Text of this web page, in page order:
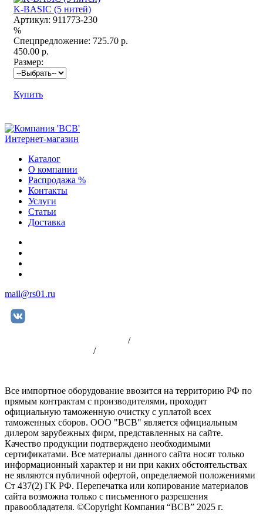
K-BASIC (5 нитей)
Артикул: 911773-230
%
Спецпредложение: 725.70 р.
450.00 р.
Размер:
Купить
Интернет-магазин
Каталог
О компании
Распродажа %
Контакты
Услуги
Статьи
Доставка
mail@rs01.ru
/
/
Все импортное оборудование ввозится на территорию РФ по
прямым контрактам с производителями, проходит
официальную таможенную очистку с уплатой всех
таможенных сборов. ООО "ВСВ" является официальным
дилером зарубежных фирм, представленных на сайте.
Качество продукции подтверждено необходимыми
сертификатами. Все материалы данного сайта носят только
информационный характер и ни при каких обстоятельствах
не являются публичной офертой, определяемой положениями
Ст 437(2) ГК РФ. Перепечатка или копирование материалов
сайта возможна только с письменного разрешения
правообладателя. ©Copyright Компания “ВСВ” 2025 г.